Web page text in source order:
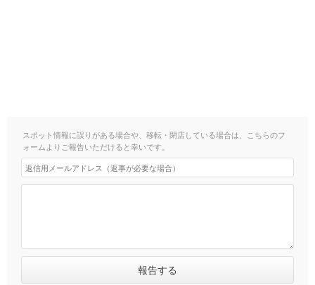
スポット情報に誤りがある場合や、移転・閉店している場合は、こちらのフ
ォームよりご報告いただけると幸いです。